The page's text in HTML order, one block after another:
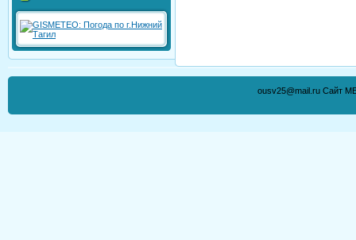
ousv25@mail.ru Сайт